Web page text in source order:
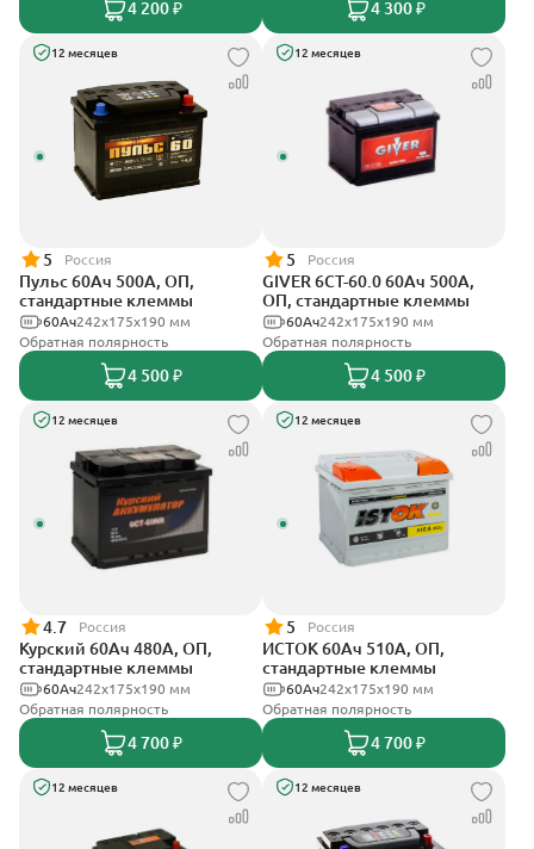
4 200 ₽ 4 300 ₽
12 месяцев
5 Россия
Пульс 60Ач 500А, ОП,
стандартные клеммы
242x175x190 мм
60Ач
Обратная полярность
4 500 ₽
12 месяцев
5 Россия
GIVER 6СТ-60.0 60Ач 500А,
ОП, стандартные клеммы
242х175х190 мм
60Ач
Обратная полярность
4 500 ₽
12 месяцев
4.7 Россия
Курский 60Ач 480А, ОП,
стандартные клеммы
242x175x190 мм
60Ач
Обратная полярность
4 700 ₽
12 месяцев
5 Россия
ИСТОК 60Ач 510А, ОП,
стандартные клеммы
242x175x190 мм
60Ач
Обратная полярность
4 700 ₽
12 месяцев 12 месяцев